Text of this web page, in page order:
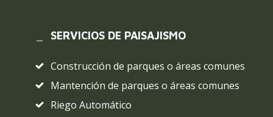
SERVICIOS DE PAISAJISMO
Construcción de parques o áreas comunes
Mantención de parques o áreas comunes
Riego Automático